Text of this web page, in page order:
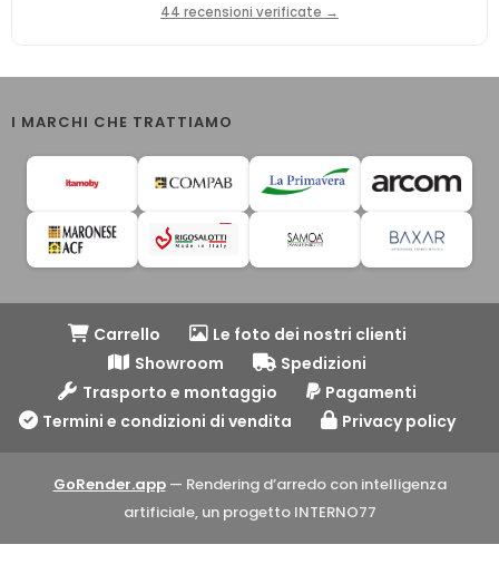
44 recensioni verificate →
I MARCHI CHE TRATTIAMO
Carrello
Le foto dei nostri clienti
Showroom
Spedizioni
Trasporto e montaggio
Pagamenti
Termini e condizioni di vendita
Privacy policy
GoRender.app— Rendering d’arredo con intelligenza
artificiale, un progetto INTERNO77